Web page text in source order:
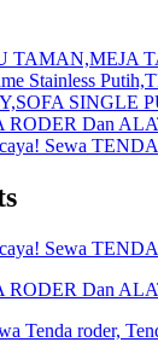
TAMAN,MEJA
Stainless
SINGLE
RODER Dan
Sewa
Sewa
RODER Dan
Tenda roder,